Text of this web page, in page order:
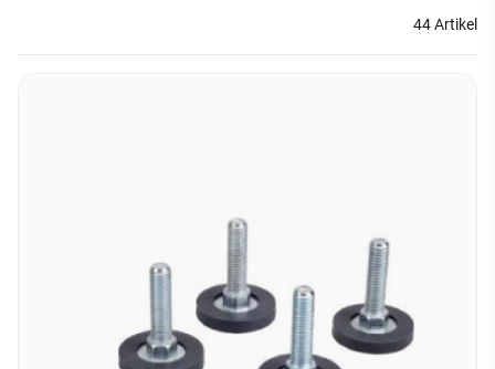
44 Artikel